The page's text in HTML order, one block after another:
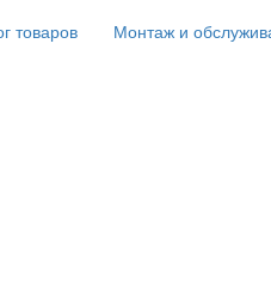
товаров Монтаж и